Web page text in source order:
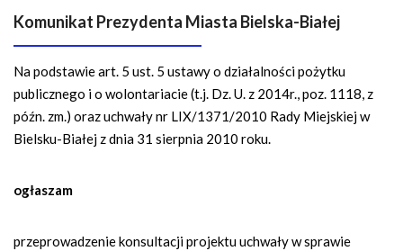
c
y
j
n
a
Komunikat Prezydenta Miasta Bielska-Białej
Na podstawie art. 5 ust. 5 ustawy o działalności pożytku
publicznego i o wolontariacie (t.j. Dz. U. z 2014r., poz. 1118, z
późn. zm.) oraz uchwały nr LIX/1371/2010 Rady Miejskiej w
Bielsku-Białej z dnia 31 sierpnia 2010 roku.
ogłaszam
przeprowadzenie konsultacji projektu uchwały w sprawie